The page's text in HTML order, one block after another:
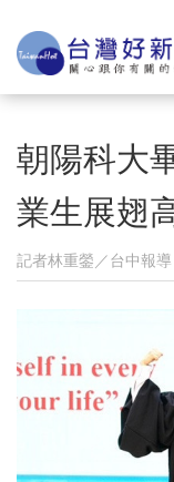
朝陽科大
業生展翅
記者林重鎣／台中報導